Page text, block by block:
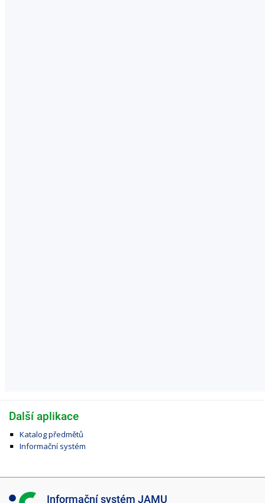
Další aplikace
Katalog předmětů
Informační systém
I Informační systém JAMU